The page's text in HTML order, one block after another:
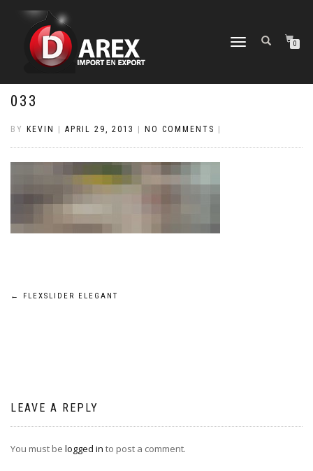
TOGGLE
0
033
BY KEVIN APRIL 29, 2013 NO COMMENTS
Post
← FLEXSLIDER ELEGANT
LEAVE A REPLY
You must be logged in to post a comment.